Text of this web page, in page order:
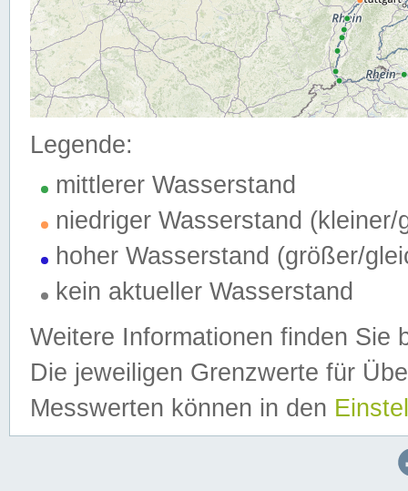
Legende:
mittlerer Wasserstand
niedriger Wasserstand (kleiner/
hoher Wasserstand (größer/
kein aktueller Wasserstand
Weitere Informationen finden Sie
Die jeweiligen Grenzwerte für
Messwerten können in den